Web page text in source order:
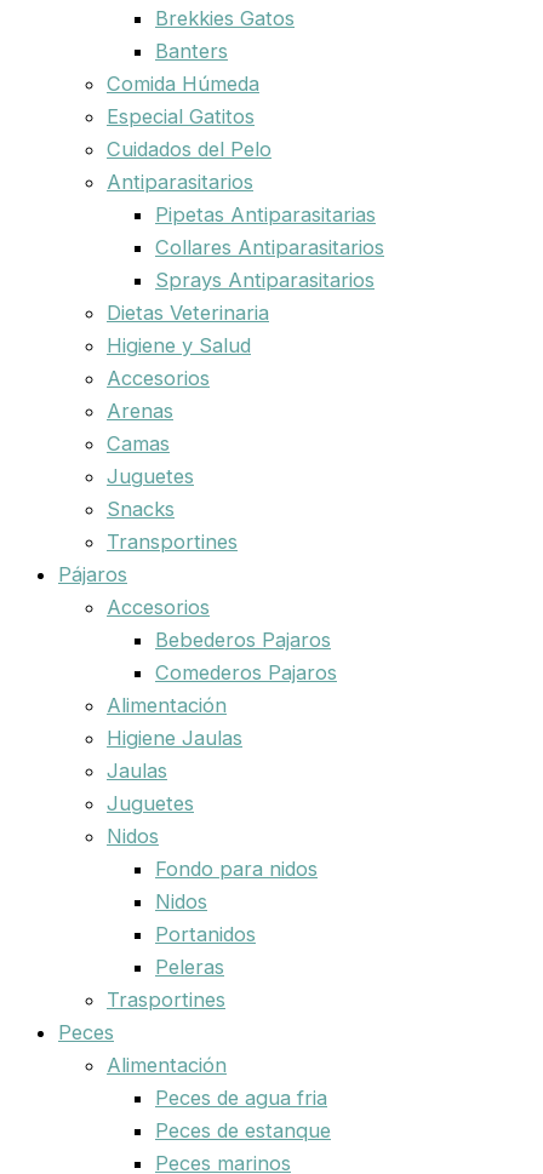
Brekkies Gatos
Banters
Comida Húmeda
Especial Gatitos
Cuidados del Pelo
Antiparasitarios
Pipetas Antiparasitarias
Collares Antiparasitarios
Sprays Antiparasitarios
Dietas Veterinaria
Higiene y Salud
Accesorios
Arenas
Camas
Juguetes
Snacks
Transportines
Pájaros
Accesorios
Bebederos Pajaros
Comederos Pajaros
Alimentación
Higiene Jaulas
Jaulas
Juguetes
Nidos
Fondo para nidos
Nidos
Portanidos
Peleras
Trasportines
Peces
Alimentación
Peces de agua fria
Peces de estanque
Peces marinos